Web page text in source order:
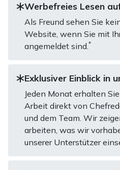
Werbefreies Lesen
Als Freund sehen Sie
Website, wenn Sie mit
angemeldet sind.*
Exklusiver Einblick in
Jeden Monat erhalten
Arbeit direkt von
und dem Team. Wir
arbeiten, was wir
unserer Unterstützer